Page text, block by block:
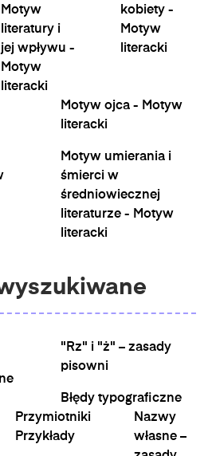
Motyw
literatury i
jej wpływu -
Motyw
literacki
kobiety -
Motyw
literacki
Motyw ojca - Motyw
literacki
Motyw umierania i
śmierci w
średniowiecznej
literaturze - Motyw
literacki
"Rz" i "ż" – zasady
pisowni
Błędy typograficzne
Przymiotniki
Przykłady
Nazwy
własne –